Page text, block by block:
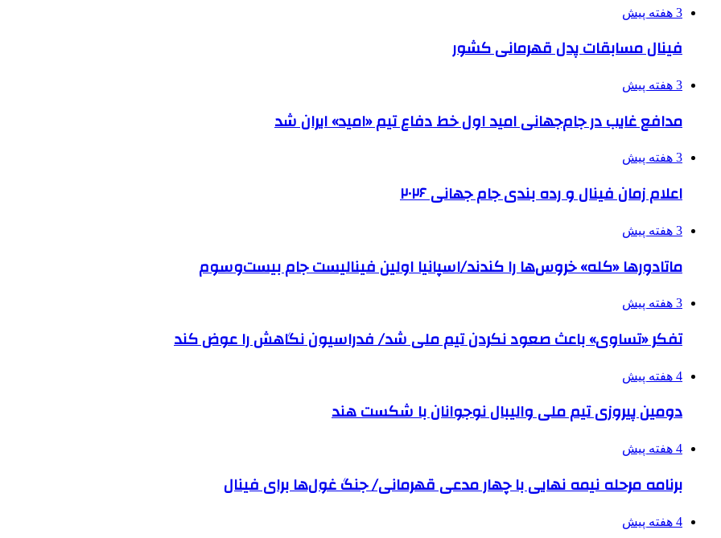
3 هفته پیش
فینال مسابقات پدل قهرمانی کشور
3 هفته پیش
مدافع غایب در جام‌جهانی امید اول خط دفاع تیم «امید» ایران شد
3 هفته پیش
اعلام زمان فینال و رده بندی جام جهانی ۲۰۲۶
3 هفته پیش
ماتادورها «کله» خروس‌ها را کندند/اسپانیا اولین فینالیست جام بیست‌وسوم
3 هفته پیش
تفکر «تساوی» باعث صعود نکردن تیم ملی شد/ فدراسیون نگاهش را عوض کند
4 هفته پیش
دومین پیروزی تیم ملی والیبال نوجوانان با شکست هند
4 هفته پیش
برنامه مرحله نیمه نهایی با چهار مدعی قهرمانی/ جنگ غول‌ها برای فینال
4 هفته پیش